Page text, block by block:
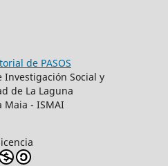
de PASOS
Social y
de La Laguna
- ISMAI